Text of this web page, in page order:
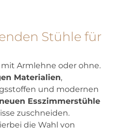
Stühle für
Armlehne oder ohne.
Materialien,
und modernen
Esszimmerstühle
zuschneiden.
die Wahl von